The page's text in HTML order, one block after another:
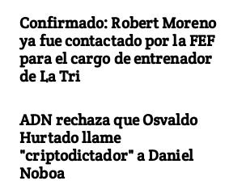
Confirmado: Robert Moreno
ya fue contactado por la FEF
para el cargo de entrenador
de La Tri
ADN rechaza que Osvaldo
Hurtado llame
"criptodictador" a Daniel
Noboa